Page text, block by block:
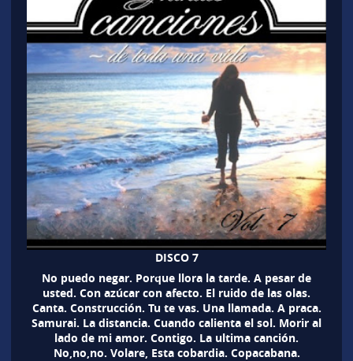
DISCO 7
No puedo negar. Porque llora la tarde. A pesar de
usted. Con azúcar con afecto. El ruido de las olas.
Canta. Construcción. Tu te vas. Una llamada. A praca.
Samurai. La distancia. Cuando calienta el sol. Morir al
lado de mi amor. Contigo. La ultima canción.
No,no,no. Volare, Esta cobardia. Copacabana.